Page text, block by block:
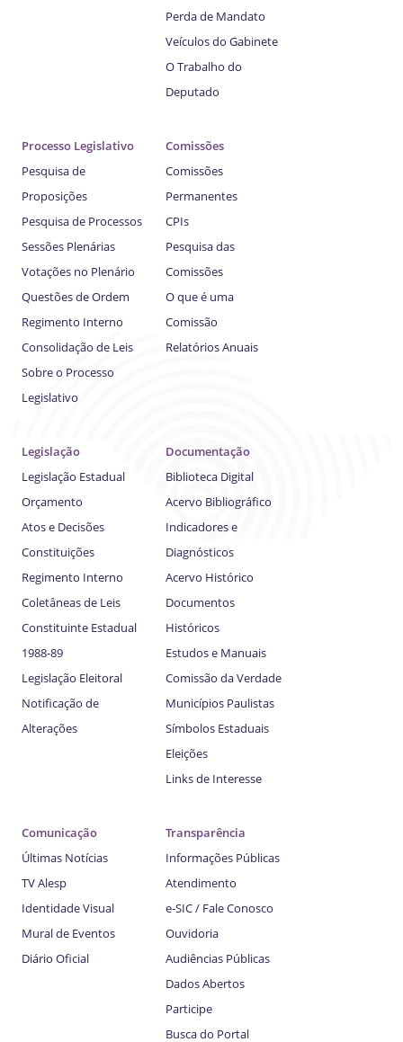
Perda de Mandato
Veículos do Gabinete
O Trabalho do
Deputado
Processo Legislativo
Pesquisa de
Proposições
Pesquisa de Processos
Sessões Plenárias
Votações no Plenário
Questões de Ordem
Regimento Interno
Consolidação de Leis
Sobre o Processo
Legislativo
Comissões
Comissões
Permanentes
CPIs
Pesquisa das
Comissões
O que é uma
Comissão
Relatórios Anuais
Legislação
Legislação Estadual
Orçamento
Atos e Decisões
Constituições
Regimento Interno
Coletâneas de Leis
Constituinte Estadual
1988-89
Legislação Eleitoral
Notificação de
Alterações
Documentação
Biblioteca Digital
Acervo Bibliográfico
Indicadores e
Diagnósticos
Acervo Histórico
Documentos
Históricos
Estudos e Manuais
Comissão da Verdade
Municípios Paulistas
Símbolos Estaduais
Eleições
Links de Interesse
Comunicação
Últimas Notícias
TV Alesp
Identidade Visual
Mural de Eventos
Diário Oficial
Transparência
Informações Públicas
Atendimento
e-SIC / Fale Conosco
Ouvidoria
Audiências Públicas
Dados Abertos
Participe
Busca do Portal